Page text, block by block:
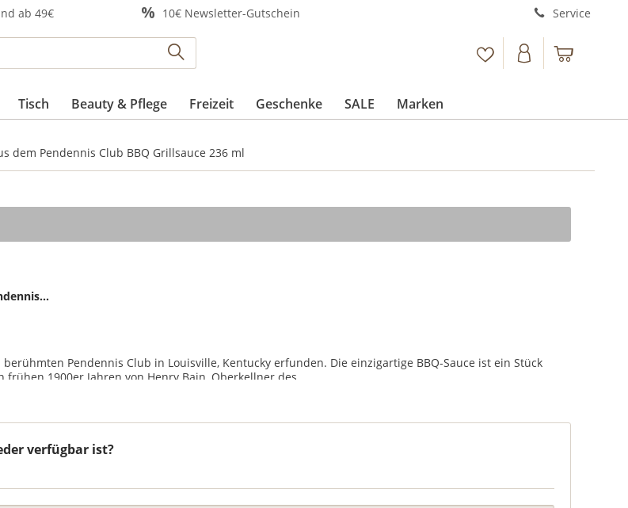
ab 49€ 10€ Newsletter-Gutschein Service
Tisch Beauty & Pflege Freizeit Geschenke SALE Marken
dem Pendennis Club BBQ Grillsauce 236 ml
Pendennis Club in Louisville, Kentucky erfunden. Die einzigartige BBQ-Sauce ist ein Stück
1900er Jahren von Henry Bain, Oberkellner des...
verfügbar ist?